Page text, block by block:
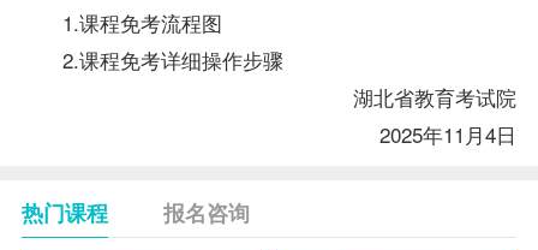
1.课程免考流程图
2.课程免考详细操作步骤
湖北省教育考试院
2025年11月4日
热门课程 报名咨询